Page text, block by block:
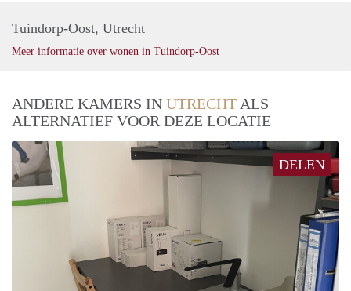
Tuindorp-Oost, Utrecht
Meer informatie over wonen in Tuindorp-Oost
ANDERE KAMERS IN UTRECHT ALS
ALTERNATIEF VOOR DEZE LOCATIE
DELEN